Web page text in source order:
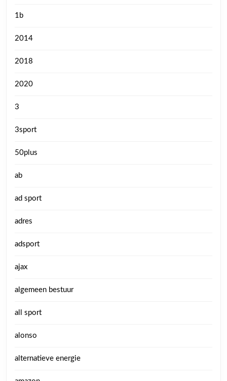
1b
2014
2018
2020
3
3sport
50plus
ab
ad sport
adres
adsport
ajax
algemeen bestuur
all sport
alonso
alternatieve energie